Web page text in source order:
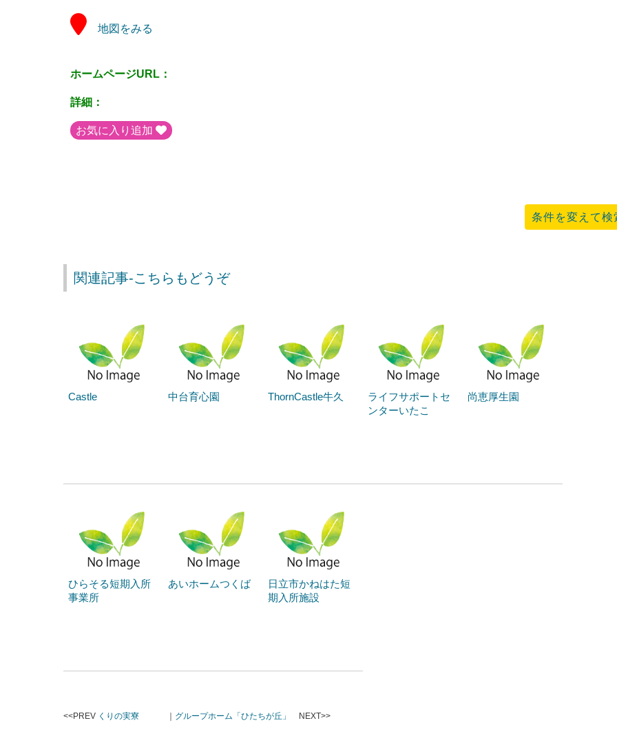
地図をみる
ホームページURL：
詳細：
お気に入り追加
条件を変えて検
関連記事-こちらもどうぞ
Castle 中台育心園 ThornCastle牛久
ライフサポートセ
ンターいたこ
尚恵厚生園
ひらそる短期入所
事業所
あいホームつくば
日立市かねはた短
期入所施設
<<PREV くりの実寮 ｜ グループホーム「ひたちが丘」 NEXT>>